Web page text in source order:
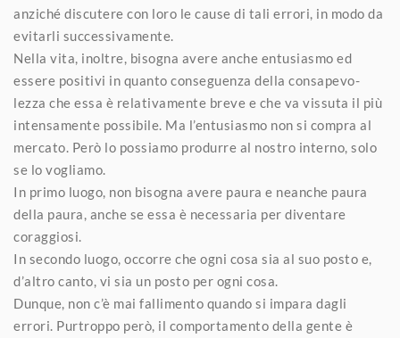
anziché discutere con loro le cause di tali errori, in modo da
evitarli successivamente.
Nella vita, inoltre, bisogna avere anche entusiasmo ed
essere positivi in quanto conseguenza della consapevo-
lezza che essa è relativamente breve e che va vissuta il più
intensamente possibile. Ma l’entusiasmo non si compra al
mercato. Però lo possiamo produrre al nostro interno, solo
se lo vogliamo.
In primo luogo, non bisogna avere paura e neanche paura
della paura, anche se essa è necessaria per diventare
coraggiosi.
In secondo luogo, occorre che ogni cosa sia al suo posto e,
d’altro canto, vi sia un posto per ogni cosa.
Dunque, non c’è mai fallimento quando si impara dagli
errori. Purtroppo però, il comportamento della gente è